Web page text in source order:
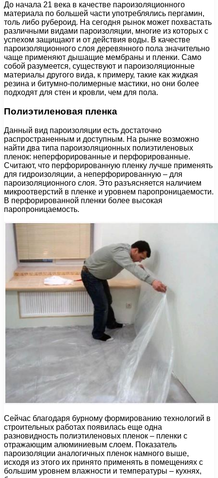
До начала 21 века в качестве пароизоляционного
материала по большей части употреблялись пергамин,
толь либо рубероид. На сегодня рынок может похвастать
различными видами пароизоляции, многие из которых с
успехом защищают и от действия воды. В качестве
пароизоляционного слоя деревянного пола значительно
чаще применяют дышащие мембраны и пленки. Само
собой разумеется, существуют и пароизоляционные
материалы другого вида, к примеру, такие как жидкая
резина и битумно-полимерные мастики, но они более
подходят для стен и кровли, чем для пола.
Полиэтиленовая пленка
Данный вид пароизоляции есть достаточно
распространенным и доступным. На рынке возможно
найти два типа пароизоляционных полиэтиленовых
пленок: неперфорированные и перфорированные.
Считают, что перфорированную пленку лучше применять
для гидроизоляции, а неперфорированную – для
пароизоляционного слоя. Это разъясняется наличием
микроотверстий в пленке и уровнем паропроницаемости.
В перфорированной пленки более высокая
паропроницаемость.
Сейчас благодаря бурному формированию технологий в
строительных работах появилась еще одна
разновидность полиэтиленовых пленок – пленки с
отражающим алюминиевым слоем. Показатель
пароизоляции аналогичных пленок намного выше,
исходя из этого их принято применять в помещениях с
большим уровнем влажности и температуры – кухнях,